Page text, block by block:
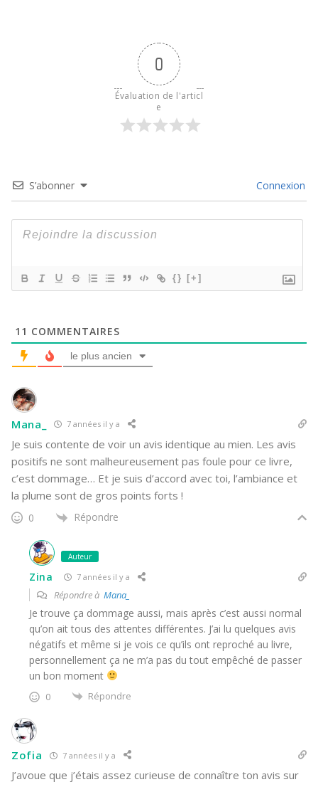
0
Évaluation de l'articl
e
S’abonner Connexion
{} [+]
11 COMMENTAIRES
le plus ancien
Mana_ 7 années il y a
Je suis contente de voir un avis identique au mien. Les avis
positifs ne sont malheureusement pas foule pour ce livre,
c’est dommage… Et je suis d’accord avec toi, l’ambiance et
la plume sont de gros points forts !
0 Répondre
Auteur
Zina 7 années il y a
Répondre à Mana_
Je trouve ça dommage aussi, mais après c’est aussi normal
qu’on ait tous des attentes différentes. J’ai lu quelques avis
négatifs et même si je vois ce qu’ils ont reproché au livre,
personnellement ça ne m’a pas du tout empêché de passer
un bon moment
0 Répondre
Zofia 7 années il y a
J’avoue que j’étais assez curieuse de connaître ton avis sur